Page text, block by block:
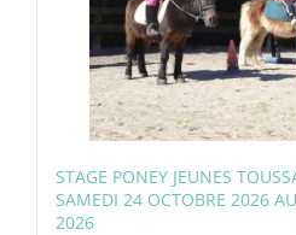
STAGE PONEY JEUNES
SAMEDI 24 OCTOBRE 2026
2026